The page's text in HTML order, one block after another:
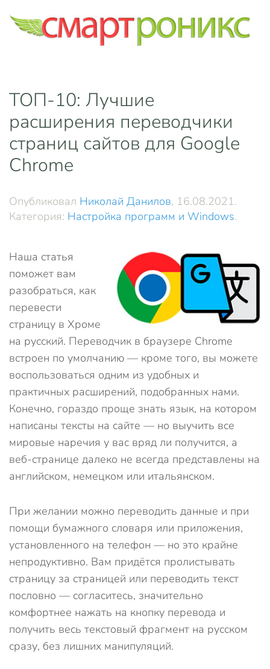
Skip to main content
ТОП-10: Лучшие
расширения переводчики
страниц сайтов для Google
Chrome
Опубликовал Николай Данилов, 16.08.2021.
Категория: Настройка программ и Windows.
Наша статья
поможет вам
разобраться, как
перевести
страницу в Хроме
на русский. Переводчик в браузере Chrome
встроен по умолчанию — кроме того, вы можете
воспользоваться одним из удобных и
практичных расширений, подобранных нами.
Конечно, гораздо проще знать язык, на котором
написаны тексты на сайте — но выучить все
мировые наречия у вас вряд ли получится, а
веб-странице далеко не всегда представлены на
английском, немецком или итальянском.
При желании можно переводить данные и при
помощи бумажного словаря или приложения,
установленного на телефон — но это крайне
непродуктивно. Вам придётся пролистывать
страницу за страницей или переводить текст
пословно — согласитесь, значительно
комфортнее нажать на кнопку перевода и
получить весь текстовый фрагмент на русском
сразу, без лишних манипуляций.